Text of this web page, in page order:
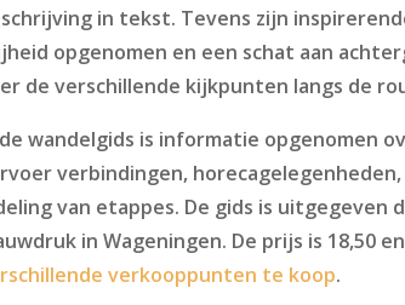
in tekst. Tevens zijn
opgenomen en een schat aan
de verschillende kijkpunten langs de
wandelgids is informatie opgenomen
verbindingen,
van etappes. De gids is uitgegeven
in Wageningen. De prijs is 18,50
verkooppunten te koop.